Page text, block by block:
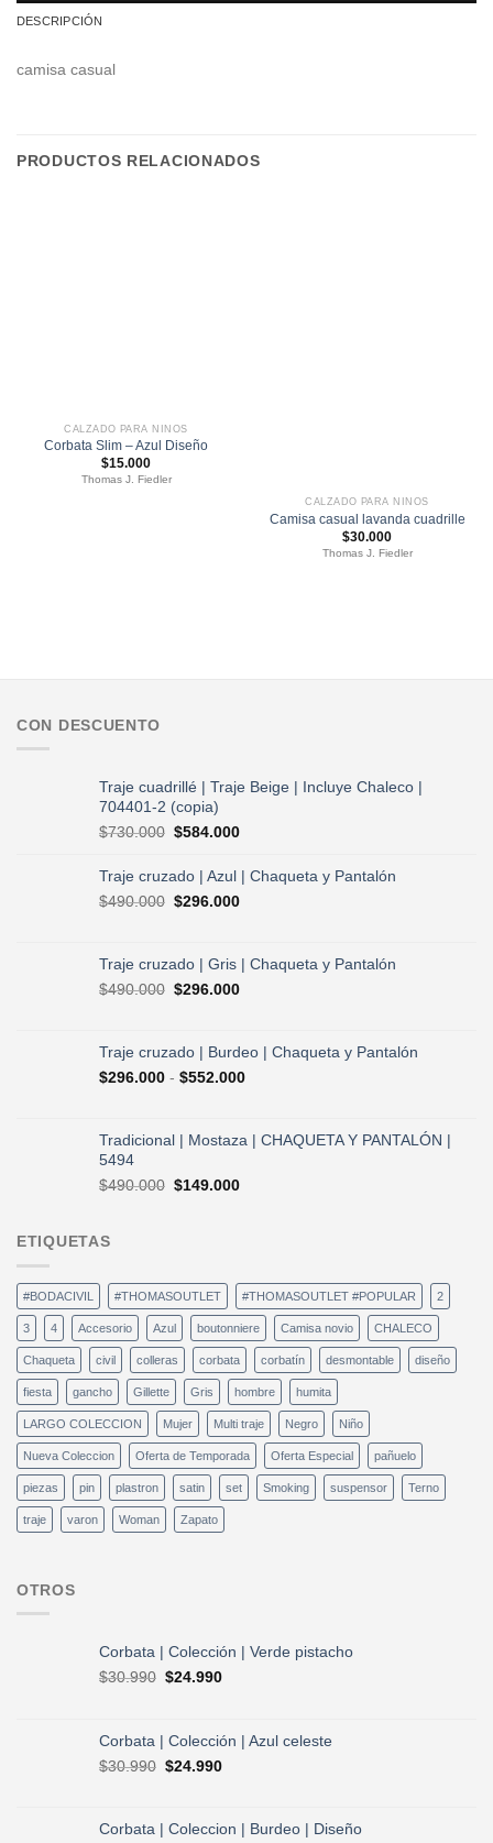
DESCRIPCIÓN
camisa casual
PRODUCTOS RELACIONADOS
CALZADO PARA NIÑOS
Corbata Slim – Azul Diseño
$15.000
Thomas J. Fiedler
CALZADO PARA NIÑOS
Camisa casual lavanda cuadrille
$30.000
Thomas J. Fiedler
CON DESCUENTO
Traje cuadrillé | Traje Beige | Incluye Chaleco |
704401-2 (copia)
$730.000 El
original
era:
$730.000.
$584.000El
actual
es:
Traje cruzado | Azul | Chaqueta y Pantalón
$490.000 El
era:
$490.000.
$296.000El
es:
Traje cruzado | Gris | Chaqueta y Pantalón
$490.000 El
era:
$490.000.
$296.000El
es:
$296.000.
Traje cruzado | Burdeo | Chaqueta y Pantalón
$296.000 - $552.000Rango
desde
Tradicional | Mostaza | CHAQUETA Y PANTALÓN |
5494
$490.000 El
$149.000El
ETIQUETAS
#BODACIVIL #THOMASOUTLET #THOMASOUTLET #POPULAR 2
3 4 Accesorio Azul boutonniere Camisa novio CHALECO
Chaqueta civil colleras corbata corbatín desmontable diseño
fiesta gancho Gillette Gris hombre humita
LARGO COLECCION Mujer Multi traje Negro Niño
Nueva Coleccion Oferta de Temporada Oferta Especial pañuelo
piezas pin plastron satin set Smoking suspensor Terno
traje varon Woman Zapato
OTROS
Corbata | Colección | Verde pistacho
$30.990 El
era:
$30.990.
$24.990El
es:
$24.990.
Corbata | Colección | Azul celeste
$30.990 El
era:
$24.990El
es:
Corbata | Coleccion | Burdeo | Diseño